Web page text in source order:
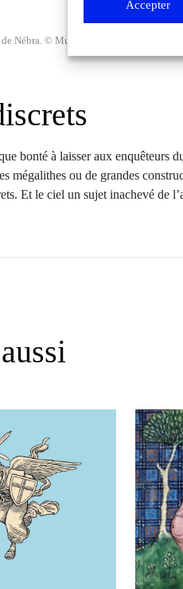
Accepter
Nébra. © Musée national de la
bonté à laisser aux enquêteurs
mégalithes ou de grandes
Et le ciel un sujet inachevé de